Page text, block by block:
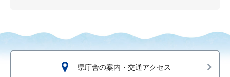
県庁舎の案内・交通アクセス